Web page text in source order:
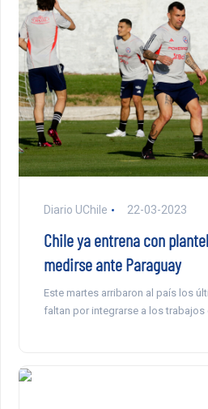
Diario UChile 22-03-2023
Chile ya entrena con
medirse ante Paraguay
Este martes arribaron al país los
faltan por integrarse a los trabajos